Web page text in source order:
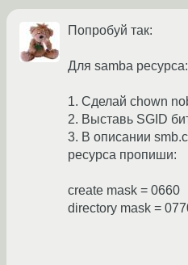
Попробуй так:
Для samba ресурса:
1. Сделай chown
2. Выставь SGID
3. В описании
ресурса пропиши:
create mask = 0660
directory mask =